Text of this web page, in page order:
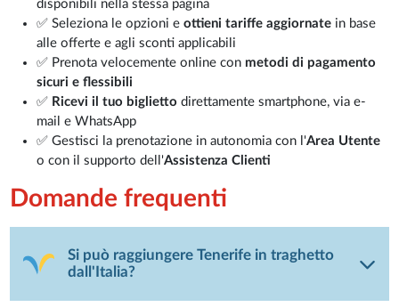
disponibili nella stessa pagina
✅ Seleziona le opzioni eottieni tariffe aggiornate in base
alle offerte e agli sconti applicabili
✅ Prenota velocemente online con metodi di pagamento
sicuri e flessibili
✅ Ricevi il tuo biglietto direttamente smartphone, via e-
mail e WhatsApp
✅ Gestisci la prenotazione in autonomia con l'Area Utente
o con il supporto dell'Assistenza Clienti
Domande frequenti
Si può raggiungere Tenerife in traghetto
dall'Italia?